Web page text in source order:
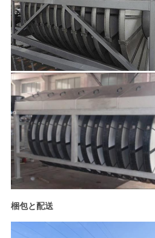
プ
ラ
イ
バ
シ
ー
ポ
リ
シ
梱包と配送